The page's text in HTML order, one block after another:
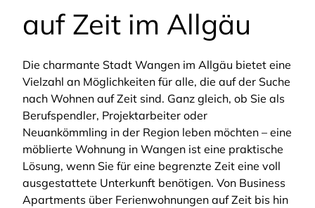
auf Zeit im Allgäu
Die charmante Stadt Wangen im Allgäu bietet eine
Vielzahl an Möglichkeiten für alle, die auf der Suche
nach Wohnen auf Zeit sind. Ganz gleich, ob Sie als
Berufspendler, Projektarbeiter oder
Neuankömmling in der Region leben möchten – eine
möblierte Wohnung in Wangen ist eine praktische
Lösung, wenn Sie für eine begrenzte Zeit eine voll
ausgestattete Unterkunft benötigen. Von Business
Apartments über Ferienwohnungen auf Zeit bis hin